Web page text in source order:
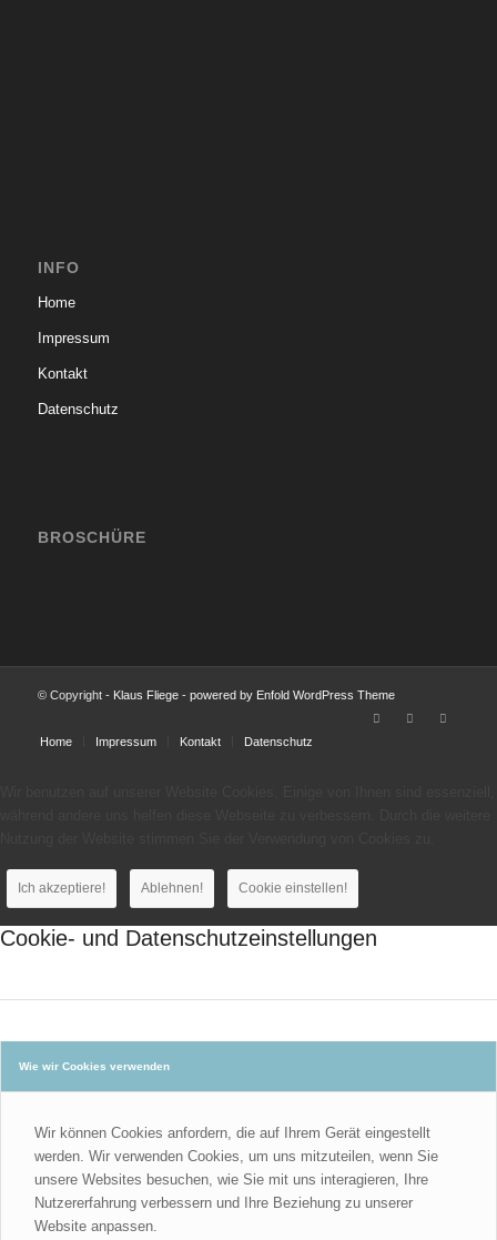
INFO
Home
Impressum
Kontakt
Datenschutz
BROSCHÜRE
© Copyright - Klaus Fliege- powered by Enfold WordPress Theme
Home Impressum Kontakt Datenschutz
Ich akzeptiere! Ablehnen! Cookie einstellen!
Cookie- und Datenschutzeinstellungen
Wie wir Cookies verwenden
Wir können Cookies anfordern, die auf Ihrem Gerät eingestellt
werden. Wir verwenden Cookies, um uns mitzuteilen, wenn Sie
unsere Websites besuchen, wie Sie mit uns interagieren, Ihre
Nutzererfahrung verbessern und Ihre Beziehung zu unserer
Website anpassen.